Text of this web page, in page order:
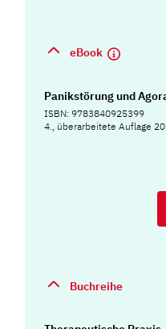
eBook
Panikstörung und
ISBN: 9783840925399
4., überarbeitete Auflage
Buchreihe